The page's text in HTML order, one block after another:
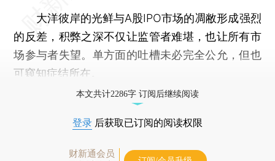
大洋彼岸的光鲜与A股IPO市场的凋敝形成强烈
的反差，积弊之深不仅让监管者难堪，也让所有市
场参与者失望。单方面的吐槽未必完全公允，但也
可窥知症结所在。
本文共计2286字 订阅后继续阅读
登录 后获取已订阅的阅读权限
财新通会员